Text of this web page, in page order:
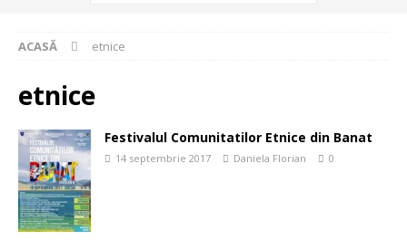
ACASĂ etnice
etnice
Festivalul Comunitatilor Etnice din Banat
14 septembrie 2017 Daniela Florian 0